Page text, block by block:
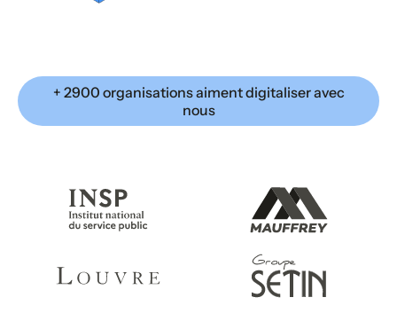
+ 2900 organisations aiment digitaliser avec
nous